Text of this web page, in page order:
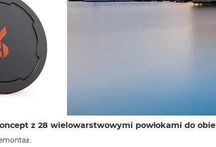
z 28 wielowarstwowymi powłokami do